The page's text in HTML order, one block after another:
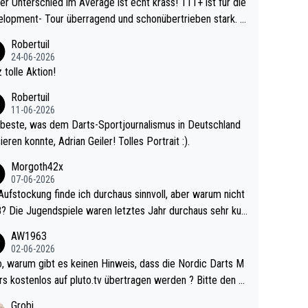
Tour überragend und schonübertrieben stark. U
Da gewinnst keinen Blumentopf - ist ja n
eines Kreisligisten vs einem Bu
Robertuil
24-06-2026
tolle Aktion!
Robertuil
11-06-2026
was dem Darts-Sportjournalismus in Deutschland
konnte, Adrian Geiler! Tolles Portrait :).
Morgoth42x
07-06-2026
finde ich durchaus sinnvoll, aber warum nicht
sehr kur
Somit ändert die automatische Qualifikation des Weltm
nichts. Ich denke sie wollen damit für nächste
AW1963
02-06-2026
M
kostenlos auf pluto.tv übertragen werden ? Bitte den A